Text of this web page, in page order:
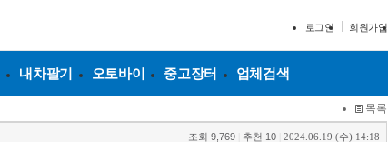
로그인 회원가입
내차팔기 오토바이 중고장터 업체검색
목록
조회 9,769 추천 10 2024.06.19 (수) 14:18